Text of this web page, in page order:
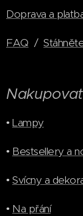
Doprava a
FAQ /
Nakupovat
•Lampy
• Bestsellery a
•Svícny a
• Na přání